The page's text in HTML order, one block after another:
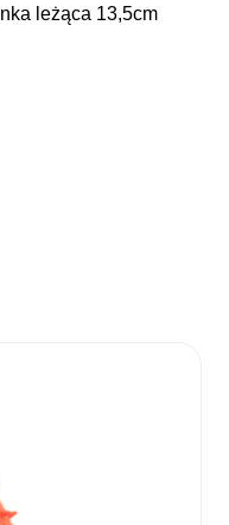
leżąca 13,5cm